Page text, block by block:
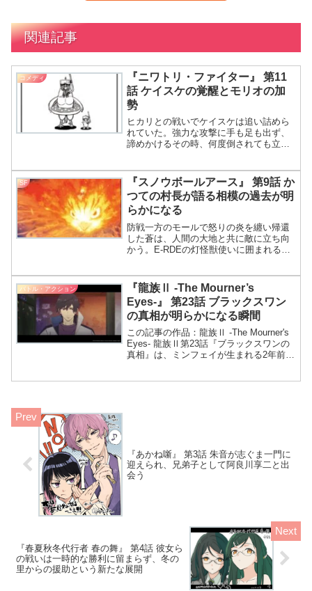
関連記事
コメディ
『ニワトリ・ファイター』 第11
話 ケイスケの覚醒とモリオの加
勢
ヒカリとの戦いでケイスケは追い詰めら
れていた。強力な攻撃に手も足も出ず、
諦めかけるその時、何度倒されても立ち
れ、ケイスケの中に眠っていた力が覚醒
さあ、次は何の話を盛り上げようかな？
今回のニワトリファイターは11羽だわ
ね！
SF
『スノウボールアース』 第9話 か
つての村長が語る相模の過去が明
らかになる
防戦一方のモールで怒りの炎を纏い帰還
した蒼は、人間の大地と共に敵に立ち向
かう。E‑RDEの灯怪獣使いに囲まれるも
話。防戦一方のモールに怒りの炎を纏い
帰還した蒼、めっちゃカッコいいんだよ
ね！E‑RDEの灯怪獣使いが囲む展開も面
白い。
バトル・アクション
『龍族Ⅱ -The Mourner’s
Eyes-』 第23話 ブラックスワン
の真相が明らかになる瞬間
この記事の作品：龍族Ⅱ -The Mourner's
Eyes- 龍族Ⅱ第23話『ブラックスワンの
真相』は、ミンフェイが生まれる2年前に
『あかね噺』 第3話 朱音が志ぐま一門に
迎えられ、兄弟子として阿良川享二と出
会う
『春夏秋冬代行者 春の舞』 第4話 彼女ら
の戦いは一時的な勝利に留まらず、冬の
里からの援助という新たな展開